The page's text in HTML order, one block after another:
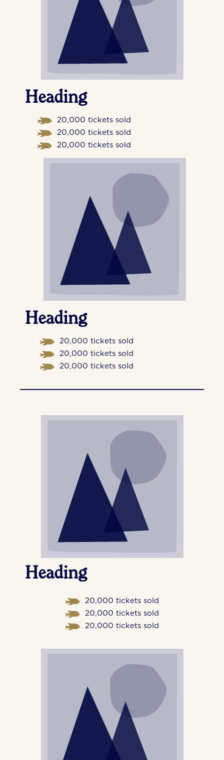
Heading
20,000 tickets sold
20,000 tickets sold
20,000 tickets sold
Heading
20,000 tickets sold
20,000 tickets sold
20,000 tickets sold
Heading
20,000 tickets sold
20,000 tickets sold
20,000 tickets sold